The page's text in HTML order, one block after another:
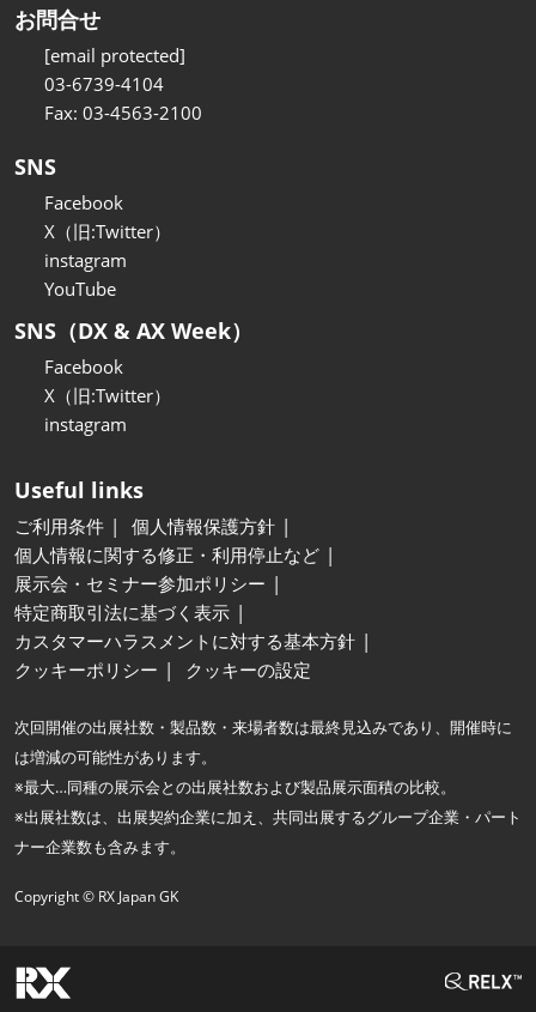
お問合せ
[email protected]
03-6739-4104
Fax: 03-4563-2100
SNS
Facebook
X（旧:Twitter）
instagram
YouTube
SNS（DX & AX Week）
Facebook
X（旧:Twitter）
instagram
Useful links
ご利用条件
個人情報保護方針
個人情報に関する修正・利用停止など
展示会・セミナー参加ポリシー
特定商取引法に基づく表示
カスタマーハラスメントに対する基本方針
クッキーポリシー
クッキーの設定
次回開催の出展社数・製品数・来場者数は最終見込みであり、開催時に
は増減の可能性があります。
※最大…同種の展示会との出展社数および製品展示面積の比較。
※出展社数は、出展契約企業に加え、共同出展するグループ企業・パート
ナー企業数も含みます。
Copyright © RX Japan GK